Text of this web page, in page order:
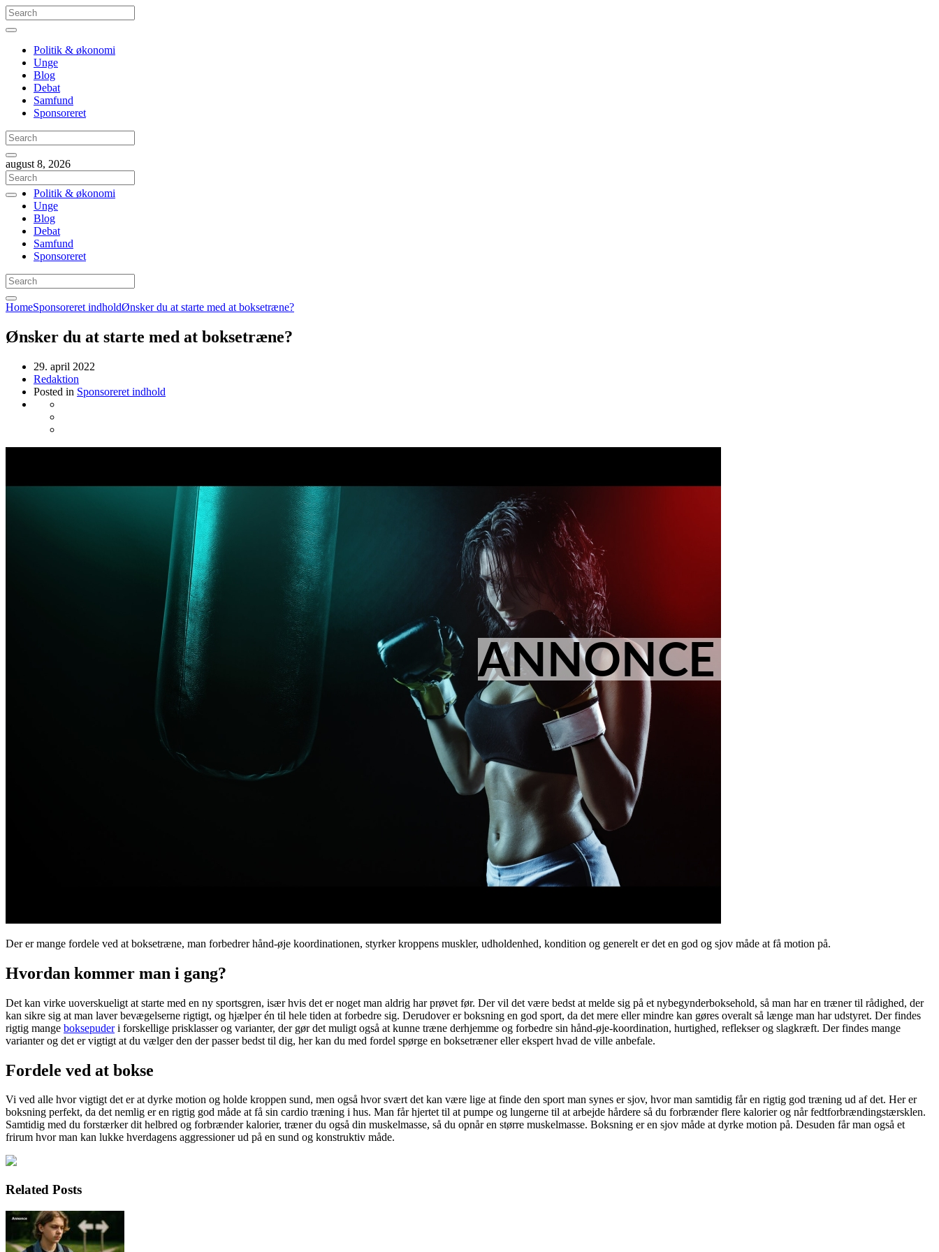
Politik & økonomi
Unge
Blog
Debat
Samfund
Sponsoreret
august 8, 2026
Politik & økonomi
Unge
Blog
Debat
Samfund
Sponsoreret
HomeSponsoreret indholdØnsker du at starte med at boksetræne?
Ønsker du at starte med at boksetræne?
29. april 2022
Redaktion
Posted in Sponsoreret indhold
Der er mange fordele ved at boksetræne, man forbedrer hånd-øje koordinationen, styrker kroppens muskler, udholdenhed, kondition og generelt er det en god og sjov måde at få motion på.
Hvordan kommer man i gang?
Det kan virke uoverskueligt at starte med en ny sportsgren, især hvis det er noget man aldrig har prøvet før. Der vil det være bedst at melde sig på et nybegynderboksehold, så man har en træner til rådighed, der
kan sikre sig at man laver bevægelserne rigtigt, og hjælper én til hele tiden at forbedre sig. Derudover er boksning en god sport, da det mere eller mindre kan gøres overalt så længe man har udstyret. Der findes
rigtig mange boksepuderi forskellige prisklasser og varianter, der gør det muligt også at kunne træne derhjemme og forbedre sin hånd-øje-koordination, hurtighed, reflekser og slagkræft. Der findes mange
varianter og det er vigtigt at du vælger den der passer bedst til dig, her kan du med fordel spørge en boksetræner eller ekspert hvad de ville anbefale.
Fordele ved at bokse
Vi ved alle hvor vigtigt det er at dyrke motion og holde kroppen sund, men også hvor svært det kan være lige at finde den sport man synes er sjov, hvor man samtidig får en rigtig god træning ud af det. Her er
boksning perfekt, da det nemlig er en rigtig god måde at få sin cardio træning i hus. Man får hjertet til at pumpe og lungerne til at arbejde hårdere så du forbrænder flere kalorier og når fedtforbrændingstærsklen.
Samtidig med du forstærker dit helbred og forbrænder kalorier, træner du også din muskelmasse, så du opnår en større muskelmasse. Boksning er en sjov måde at dyrke motion på. Desuden får man også et
frirum hvor man kan lukke hverdagens aggressioner ud på en sund og konstruktiv måde.
Related Posts